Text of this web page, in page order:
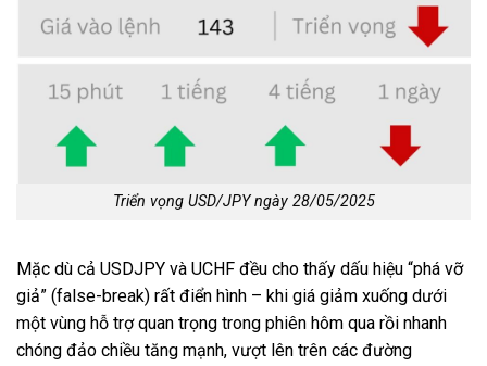
Triển vọng USD/JPY ngày 28/05/2025
Mặc dù cả USDJPY và UCHF đều cho thấy dấu hiệu “phá vỡ
giả” (false-break) rất điển hình – khi giá giảm xuống dưới
một vùng hỗ trợ quan trọng trong phiên hôm qua rồi nhanh
chóng đảo chiều tăng mạnh, vượt lên trên các đường